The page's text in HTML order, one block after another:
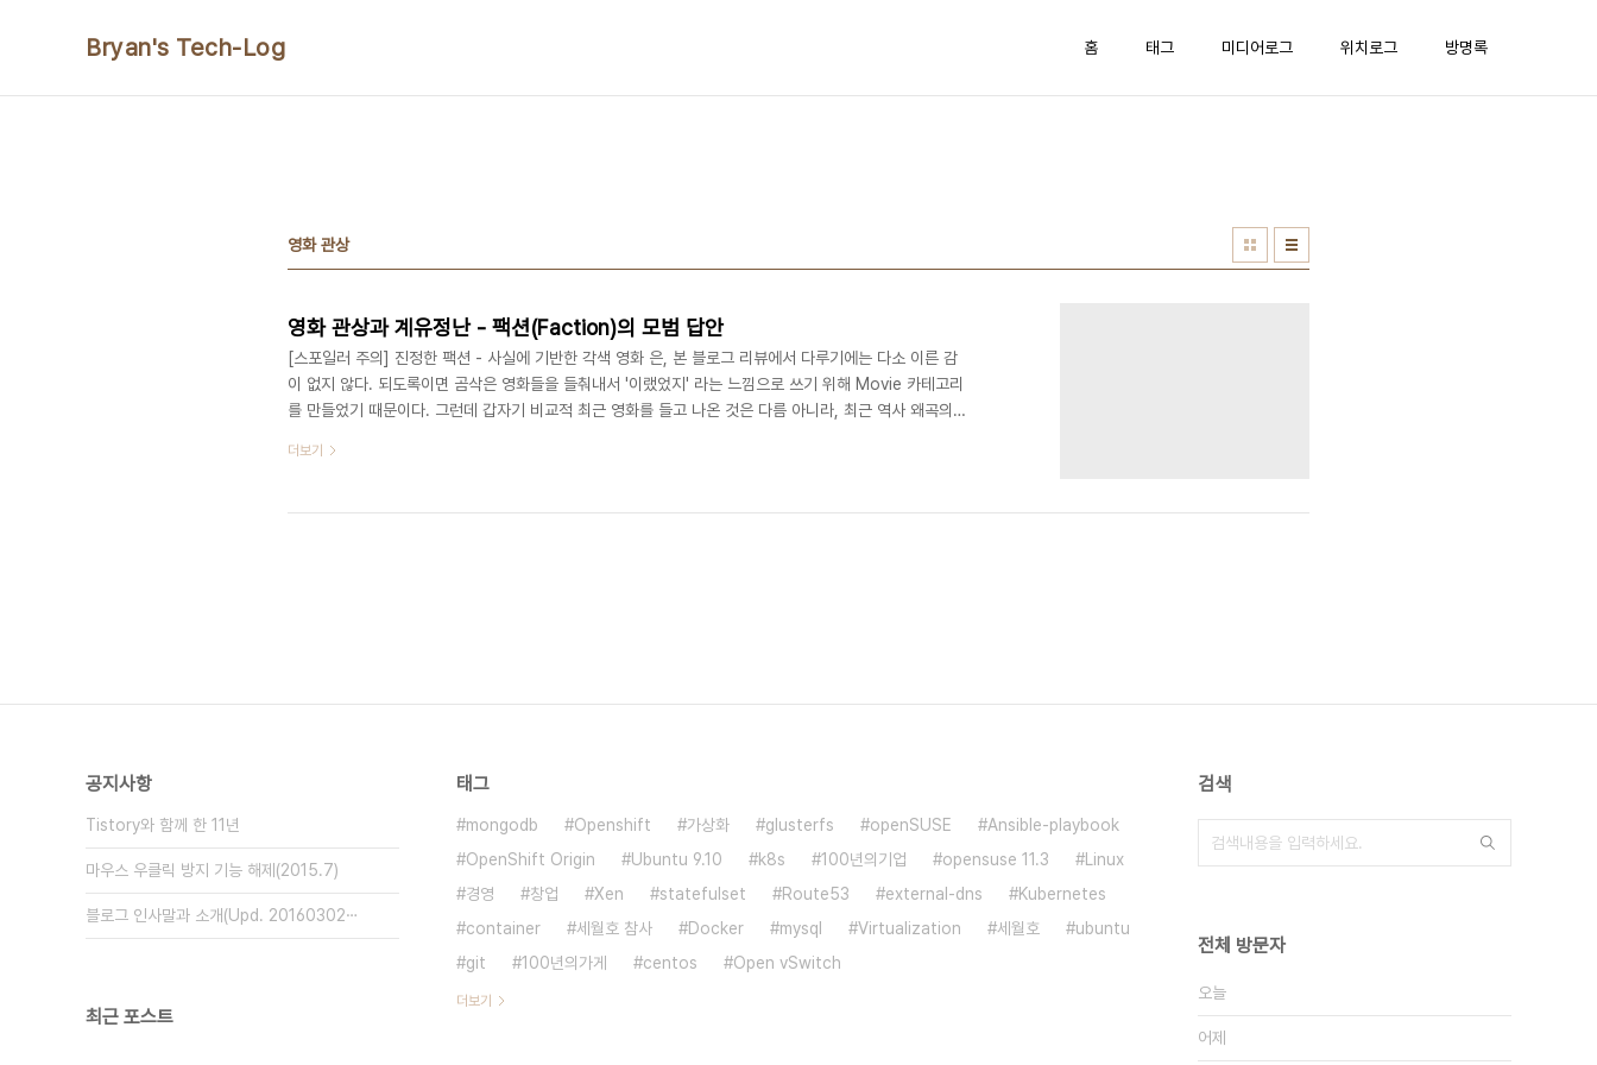
Bryan's Tech-Log 홈 태그 미디어로그 위치로그 방명록
영화 관상
영화 관상과 계유정난 - 팩션(Faction)의 모범 답안
[스포일러 주의] 진정한 팩션 - 사실에 기반한 각색 영화 은, 본 블로그 리뷰에서 다루기에는 다소 이른 감
이 없지 않다. 되도록이면 곰삭은 영화들을 들춰내서 '이랬었지' 라는 느낌으로 쓰기 위해 Movie 카테고리
를 만들었기 때문이다. 그런데 갑자기 비교적 최근 영화를 들고 나온 것은 다름 아니라, 최근 역사 왜곡의
소속된 나라의 어떤 후세가 보아도, 개인의 감정이나 탐욕에 의해 자신만의 길을 탐하는 악의 축에 속할 인
이라는 거창한 수식을 빌어, 영화, 드라마의 상업성이나 시청률에 지나치게 현혹..
더보기
공지사항
Tistory와 함께 한 11년
마우스 우클릭 방지 기능 해제(2015.7)
블로그 인사말과 소개(Upd. 20160302⋯
최근 포스트
태그
mongodb Openshift 가상화 glusterfs openSUSE
Ansible-playbook
OpenShift Origin
Ubuntu 9.10 k8s 100년의기업 opensuse 11.3
Linux
경영
창업 Xen statefulset Route53 external-dns
Kubernetes
container
세월호 참사 Docker mysql Virtualization 세월호
ubuntu
git
100년의가게 centos Open vSwitch
더보기
검색
전체 방문자
오늘
어제